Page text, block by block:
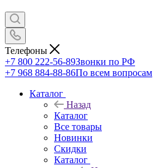
Телефоны
+7 800 222-56-89Звонки по РФ
+7 968 884-88-86По всем вопросам
Каталог
Назад
Каталог
Все товары
Новинки
Скидки
Каталог